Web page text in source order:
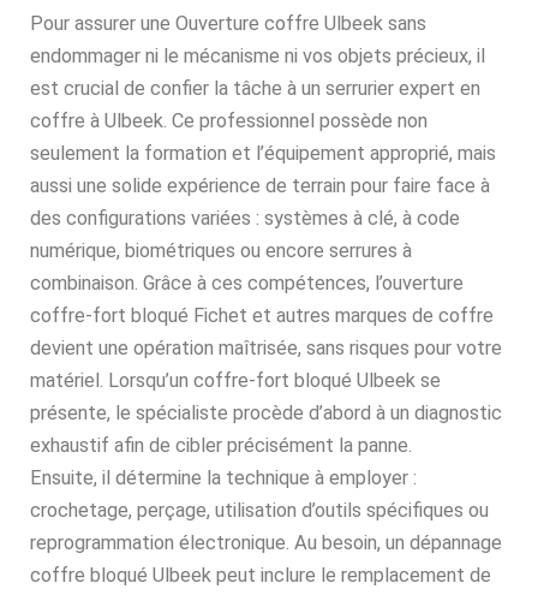
Pour assurer une Ouverture coffre Ulbeek sans
endommager ni le mécanisme ni vos objets précieux, il
est crucial de confier la tâche à un serrurier expert en
coffre à Ulbeek. Ce professionnel possède non
seulement la formation et l’équipement approprié, mais
aussi une solide expérience de terrain pour faire face à
des configurations variées : systèmes à clé, à code
numérique, biométriques ou encore serrures à
combinaison. Grâce à ces compétences, l’ouverture
coffre-fort bloqué Fichet et autres marques de coffre
devient une opération maîtrisée, sans risques pour votre
matériel. Lorsqu’un coffre-fort bloqué Ulbeek se
présente, le spécialiste procède d’abord à un diagnostic
exhaustif afin de cibler précisément la panne.
Ensuite, il détermine la technique à employer :
crochetage, perçage, utilisation d’outils spécifiques ou
reprogrammation électronique. Au besoin, un dépannage
coffre bloqué Ulbeek peut inclure le remplacement de